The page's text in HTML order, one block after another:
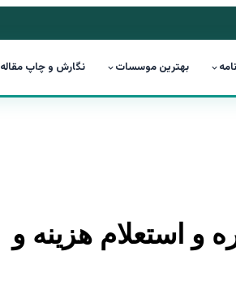
بهترین موسسات نگارش و چاپ مقاله
و استعلام هزینه و